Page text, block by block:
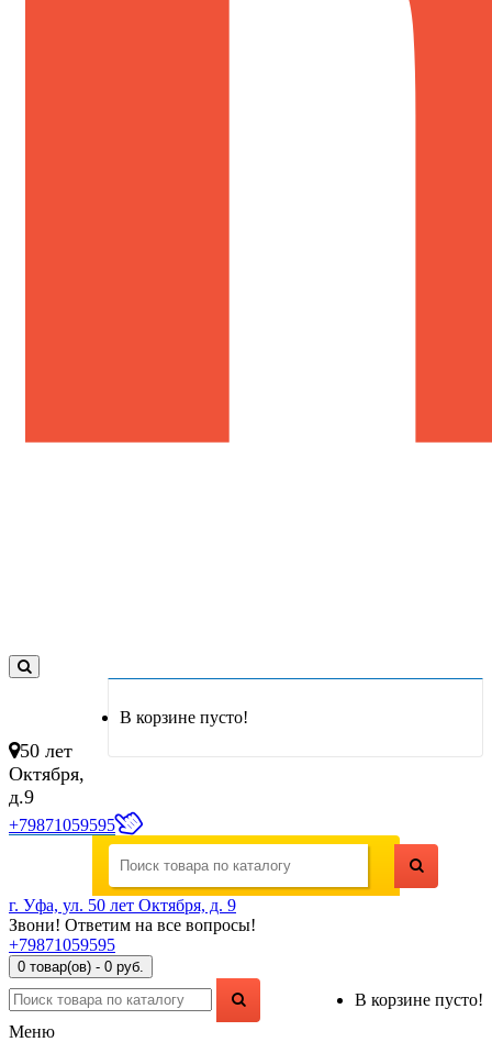
В корзине пусто!
50 лет
Октября,
д.9
+79871059595
г. Уфа, ул. 50 лет Октября, д. 9
Звони! Ответим на все вопросы!
+79871059595
0 товар(ов) - 0 руб.
В корзине пусто!
Меню